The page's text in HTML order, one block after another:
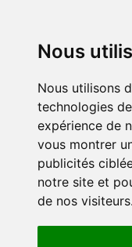
Nous
Nous utilisons
technologies
expérience de
vous montrer
publicités
notre site et
de nos visiteurs.